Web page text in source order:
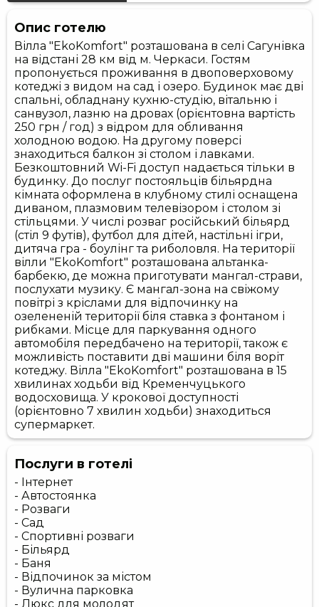
Опис готелю
Вілла "EkoKomfort" розташована в селі Сагунівка
на відстані 28 км від м. Черкаси. Гостям
пропонується проживання в двоповерховому
котеджі з видом на сад і озеро. Будинок має дві
спальні, обладнану кухню-студію, вітальню і
санвузол, лазню на дровах (орієнтовна вартість
250 грн / год) з відром для обливання
холодною водою. На другому поверсі
знаходиться балкон зі столом і лавками.
Безкоштовний Wi-Fi доступ надається тільки в
будинку. До послуг постояльців більярдна
кімната оформлена в клубному стилі оснащена
диваном, плазмовим телевізором і столом зі
стільцями. У числі розваг російський більярд
(стіл 9 футів), футбол для дітей, настільні ігри,
дитяча гра - боулінг та риболовля. На території
вілли "EkoKomfort" розташована альтанка-
барбекю, де можна приготувати мангал-страви,
послухати музику. Є мангал-зона на свіжому
повітрі з кріслами для відпочинку на
озелененій території біля ставка з фонтаном і
рибками. Місце для паркування одного
автомобіля передбачено на території, також є
можливість поставити дві машини біля воріт
котеджу. Вілла "EkoKomfort" розташована в 15
хвилинах ходьби від Кременчуцького
водосховища. У крокової доступності
(орієнтовно 7 хвилин ходьби) знаходиться
супермаркет.
Послуги в готелі
- Інтернет
- Автостоянка
- Розваги
- Сад
- Спортивні розваги
- Більярд
- Баня
- Відпочинок за містом
- Вулична парковка
- Люкс для молодят